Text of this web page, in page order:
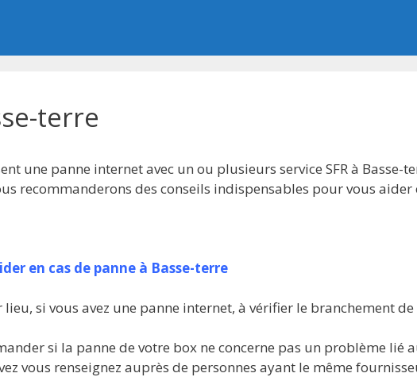
terre
une panne internet avec un ou plusieurs service SFR à Basse-
recommanderons des conseils indispensables pour vous aider
en cas de panne à Basse-terre
lieu, si vous avez une panne internet, à vérifier le branchement
si la panne de votre box ne concerne pas un problème lié
vous renseignez auprès de personnes ayant le même